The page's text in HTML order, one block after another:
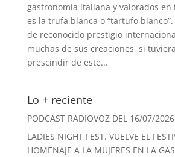
gastronomía italiana y valorados en
es la trufa blanca o “tartufo
de reconocido prestigio
muchas de sus creaciones, si
prescindir de este...
Lo + reciente
PODCAST RADIOVOZ DEL 16/07/2026
LADIES NIGHT FEST. VUELVE EL
HOMENAJE A LA MUJERES EN LA